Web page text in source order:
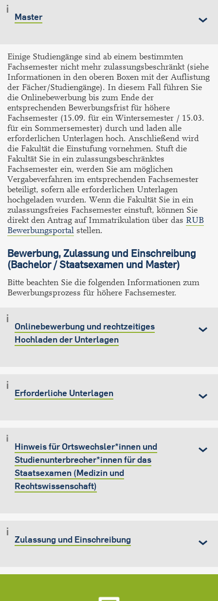
Master
Einige Studiengänge sind ab einem bestimmten
Fachsemester nicht mehr zulassungsbeschränkt (siehe
Informationen in den oberen Boxen mit der Auflistung
der Fächer/Studiengänge). In diesem Fall führen Sie
die Onlinebewerbung bis zum Ende der
entsprechenden Bewerbungsfrist für höhere
Fachsemester (15.09. für ein Wintersemester / 15.03.
für ein Sommersemester) durch und laden alle
erforderlichen Unterlagen hoch. Anschließend wird
die Fakultät die Einstufung vornehmen. Stuft die
Fakultät Sie in ein zulassungsbeschränktes
Fachsemester ein, werden Sie am möglichen
Vergabeverfahren im entsprechenden Fachsemester
beteiligt, sofern alle erforderlichen Unterlagen
hochgeladen wurden. Wenn die Fakultät Sie in ein
zulassungsfreies Fachsemester einstuft, können Sie
direkt den Antrag auf Immatrikulation über das RUB
Bewerbungsportal stellen.
Bewerbung, Zulassung und Einschreibung
(Bachelor / Staatsexamen und Master)
Bitte beachten Sie die folgenden Informationen zum
Bewerbungsprozess für höhere Fachsemester.
Onlinebewerbung und rechtzeitiges
Hochladen der Unterlagen
Erforderliche Unterlagen
Hinweis für Ortswechsler*innen und
Studienunterbrecher*innen für das
Staatsexamen (Medizin und
Rechtswissenschaft)
Zulassung und Einschreibung